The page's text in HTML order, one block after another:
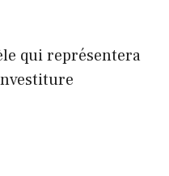
qui représentera